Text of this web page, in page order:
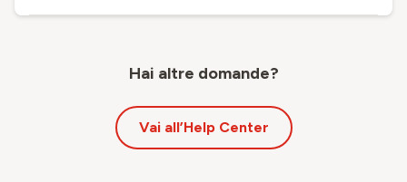
Hai altre domande?
Vai all’Help Center